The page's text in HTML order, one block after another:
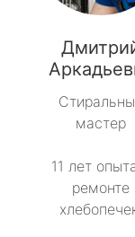
мастер
11 лет
ремонте